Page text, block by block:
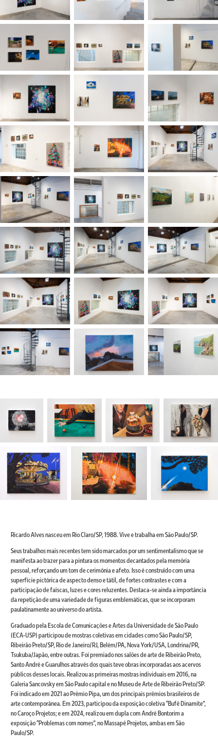
Ricardo Alves nasceu em Rio Claro/SP, 1988. Vive e trabalha em São Paulo/SP.
Seus trabalhos mais recentes tem sido marcados por um sentimentalismo que se
manifesta ao trazer para a pintura os momentos decantados pela memória
pessoal, reforçando um tom de cerimônia e afeto. Isso é construído com uma
superfície pictórica de aspecto denso e tátil, de fortes contrastes e com a
participação de faíscas, luzes e cores reluzentes. Destaca-se ainda a importância
da repetição de uma variedade de figuras emblemáticas, que se incorporam
paulatinamente ao universo do artista.
Graduado pela Escola de Comunicações e Artes da Universidade de São Paulo
(ECA-USP) participou de mostras coletivas em cidades como São Paulo/SP,
Ribeirão Preto/SP, Rio de Janeiro/RJ, Belém/PA, Nova York/USA, Londrina/PR,
Tsukuba/Japão, entre outras. Foi premiado nos salões de arte de Ribeirão Preto,
Santo André e Guarulhos através dos quais teve obras incorporadas aos acervos
públicos desses locais. Realizou as primeiras mostras individuais em 2016, na
Galeria Sancovsky em São Paulo capital e no Museu de Arte de Ribeirão Preto/SP.
Foi indicado em 2021 ao Prêmio Pipa, um dos principais prêmios brasileiros de
arte contemporânea. Em 2023, participou da exposição coletiva “Bufê Dinamite”,
no Caroço Projetos; e em 2024, realizou em dupla com André Bontorim a
exposição “Problemas com nomes”, no Massapê Projetos, ambas em São
Paulo/SP.